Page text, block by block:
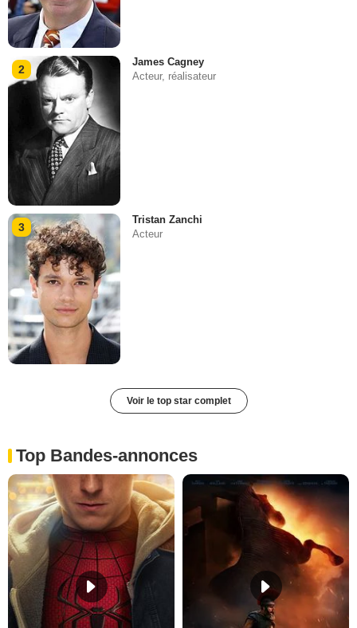
2
James Cagney
Acteur, réalisateur
3
Tristan Zanchi
Acteur
Voir le top star complet
Top Bandes-annonces